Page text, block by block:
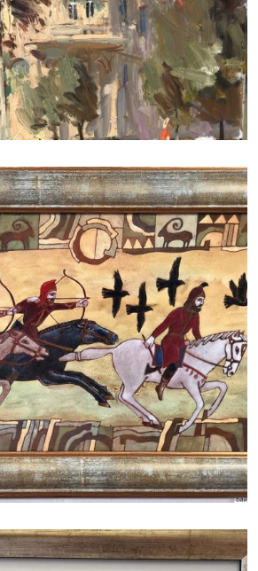
ДУДЧЕНКО НИКОЛАЙ
БАЙЦАЕВА ЛЮДМИЛА